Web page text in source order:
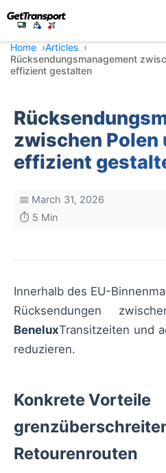
Home
Articles
Rücksendungsmanagement
effizient gestalten
zwischen Polen
effizient
📅 March 31, 2026
⏱️ 5 Min
Innerhalb des EU-
Rücksendungen
BeneluxTransitzeiten und
reduzieren.
Konkrete Vorteile
Retourenrouten